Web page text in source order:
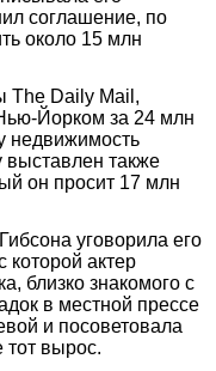
соглашение, по
около 15 млн
The Daily Mail,
Йорком за 24 млн
недвижимость
также
он просит 17 млн
уговорила его
актер
близко знакомого с
в местной прессе
и посоветовала
тот вырос.